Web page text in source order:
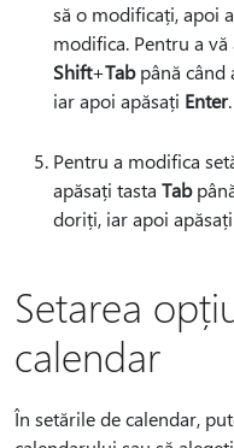
să o modificați, apoi
modifica. Pentru a
Shift+Tabpână când
iar apoi apăsați Enter.
Pentru a modifica
apăsați tasta Tab
doriți, iar apoi apăsați
Setarea
calendar
În setările de calendar,